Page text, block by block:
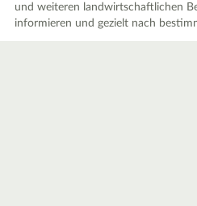
und weiteren landwirtschaftlichen
informieren und gezielt nach